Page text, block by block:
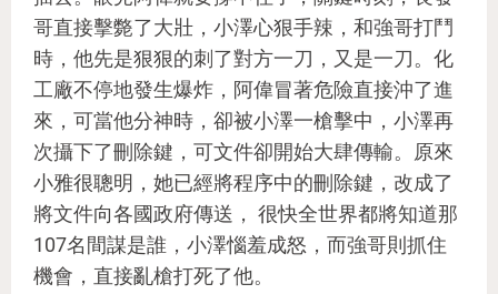
哥直接擊斃了大壯，小澤心狠手辣，和強哥打鬥
時，他先是狠狠的刺了對方一刀，又是一刀。化
工廠不停地發生爆炸，阿偉冒著危險直接沖了進
來，可當他分神時，卻被小澤一槍擊中，小澤再
次攝下了刪除鍵，可文件卻開始大肆傳輸。原來
小雅很聰明，她已經將程序中的刪除鍵，改成了
將文件向各國政府傳送， 很快全世界都將知道那
107名間謀是誰，小澤惱羞成怒，而強哥則抓住
機會，直接亂槍打死了他。